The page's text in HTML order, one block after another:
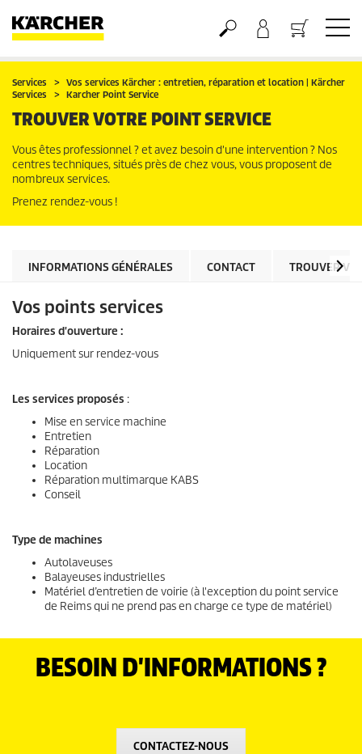
Panier
Services
Vos services Kärcher : entretien, réparation et location | Kärcher
Services
Karcher Point Service
TROUVER VOTRE POINT SERVICE
Vous êtes professionnel ? et avez besoin d'une intervention ? Nos
centres techniques, situés près de chez vous, vous proposent de
nombreux services.
Prenez rendez-vous !
INFORMATIONS GÉNÉRALES CONTACT TROUVER
Vos points services
Horaires d'ouverture :
Uniquement sur rendez-vous
Les services proposés :
Mise en service machine
Entretien
Réparation
Location
Réparation multimarque KABS
Conseil
Type de machines
Autolaveuses
Balayeuses industrielles
Matériel d’entretien de voirie (à l'exception du point service
de Reims qui ne prend pas en charge ce type de matériel)
BESOIN D'INFORMATIONS ?
CONTACTEZ-NOUS